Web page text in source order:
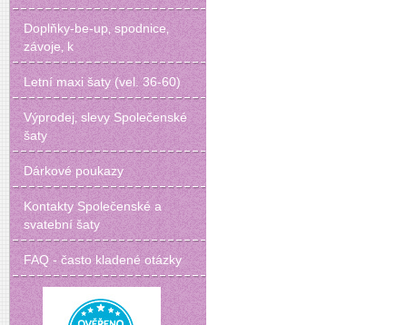
Doplňky-be-up‚ spodnice‚
závoje‚ k
Letní maxi šaty (vel. 36-60)
Výprodej‚ slevy Společenské
šaty
Dárkové poukazy
Kontakty Společenské a
svatební šaty
FAQ - často kladené otázky